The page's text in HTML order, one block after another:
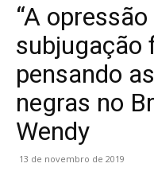
“A
subjugação
pensando
negras no
Wendy
13 de novembro de 2019